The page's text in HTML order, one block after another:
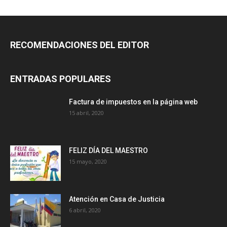
RECOMENDACIONES DEL EDITOR
ENTRADAS POPULARES
Factura de impuestos en la página web
15 abril, 2020
FELIZ DÍA DEL MAESTRO
15 mayo, 2020
Atención en Casa de Justicia
6 abril, 2020